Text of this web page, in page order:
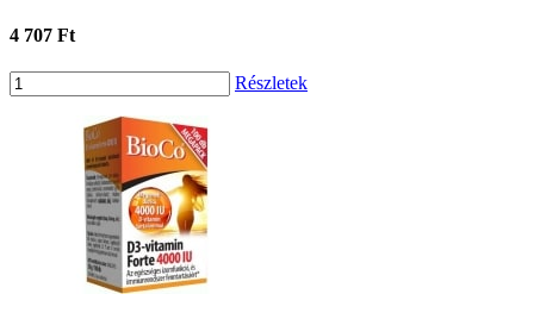
4 707 Ft
Részletek